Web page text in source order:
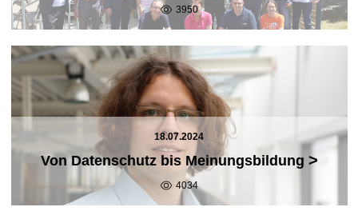
3950
18.07.2024
Von Datenschutz bis Meinungsbildung >
4034